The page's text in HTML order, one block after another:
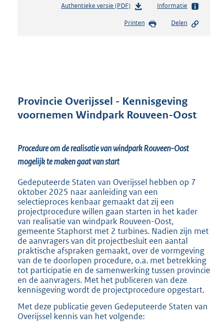
Authentieke versie (PDF)b
s
r
o
e
7
7
K
b
Informatie
Printen Delen
Provincie Overijssel - Kennisgeving
voornemen Windpark Rouveen-Oost
Procedure om de realisatie van windpark Rouveen-Oost
mogelijk te maken gaat van start
Gedeputeerde Staten van Overijssel hebben op 7
oktober 2025 naar aanleiding van een
selectieproces kenbaar gemaakt dat zij een
projectprocedure willen gaan starten in het kader
van realisatie van windpark Rouveen-Oost,
gemeente Staphorst met 2 turbines. Nadien zijn met
de aanvragers van dit projectbesluit een aantal
praktische afspraken gemaakt, over de vormgeving
van de te doorlopen procedure, o.a. met betrekking
tot participatie en de samenwerking tussen provincie
en de aanvragers. Met het publiceren van deze
kennisgeving wordt de projectprocedure opgestart.
Met deze publicatie geven Gedeputeerde Staten van
Overijssel kennis van het volgende: